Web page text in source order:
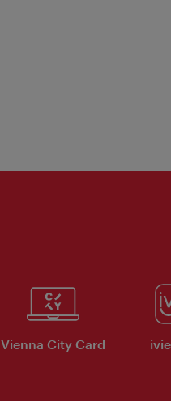
Vienna City Card